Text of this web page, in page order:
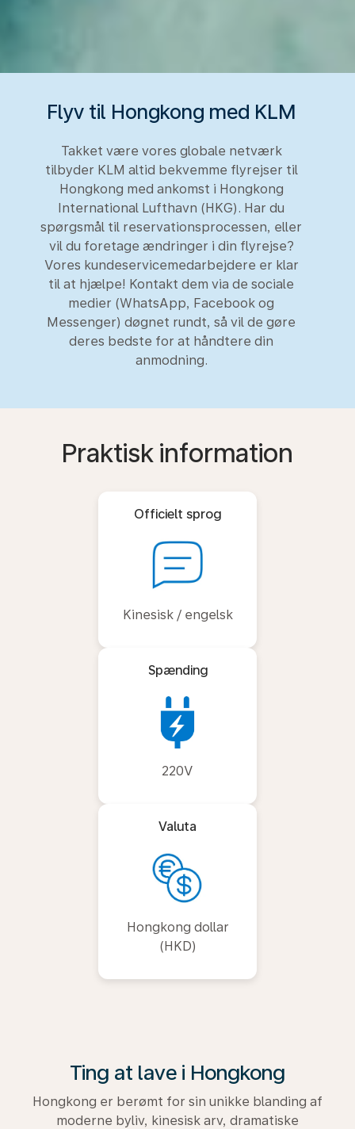
Flyv til Hongkong med KLM
Takket være vores globale netværk
tilbyder KLM altid bekvemme flyrejser til
Hongkong med ankomst i Hongkong
International Lufthavn (HKG). Har du
spørgsmål til reservationsprocessen, eller
vil du foretage ændringer i din flyrejse?
Vores kundeservicemedarbejdere er klar
til at hjælpe! Kontakt dem via de sociale
medier (WhatsApp, Facebook og
Messenger) døgnet rundt, så vil de gøre
deres bedste for at håndtere din
anmodning.
Praktisk information
Officielt sprog
Kinesisk / engelsk
Spænding
220V
Valuta
Hongkong dollar
(HKD)
Ting at lave i Hongkong
Hongkong er berømt for sin unikke blanding af
moderne byliv, kinesisk arv, dramatiske